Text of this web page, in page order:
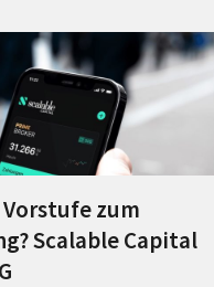
zum
Scalable Capital